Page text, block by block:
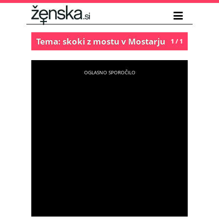
1 / 1
Tema: skoki z mostu v Mostarju